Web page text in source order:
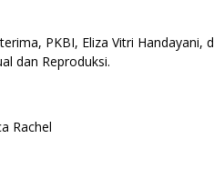
PKBI, Eliza Vitri
dan Reproduksi.
Rachel